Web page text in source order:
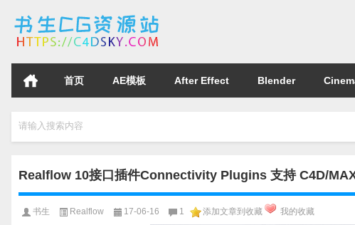
首页 AE模板 After Effect Blender
请输入搜索内容
Realflow 10接口插件Connectivity Plugins 支持 C4D/
书生 Realflow 17-06-16 1 添加文章到收藏 我的收藏